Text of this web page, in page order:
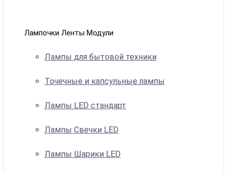
Лампочки Ленты Модули
Лампы для бытовой техники
Точечные и капсульные лампы
Лампы LED стандарт
Лампы Свечки LED
Лампы Шарики LED